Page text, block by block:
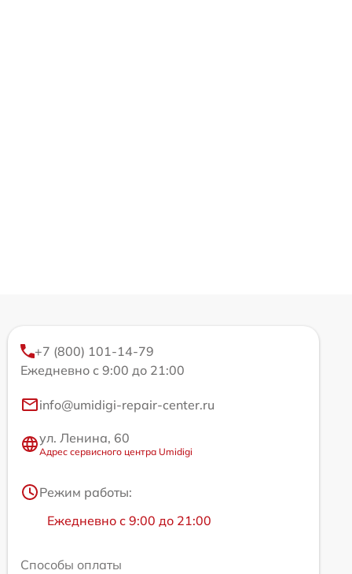
+7 (800) 101-14-79
Ежедневно с 9:00 до 21:00
info@umidigi-repair-center.ru
ул. Ленина, 60
Адрес сервисного центра Umidigi
Режим работы:
Ежедневно с 9:00 до 21:00
Способы оплаты